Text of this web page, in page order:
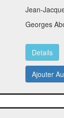
Georges
Details
Ajouter